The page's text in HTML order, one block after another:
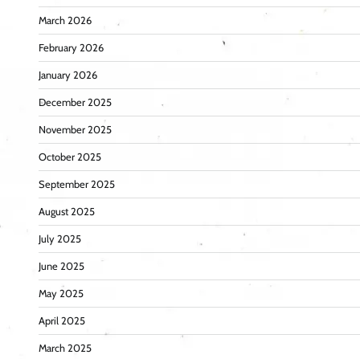
March 2026
February 2026
January 2026
December 2025
November 2025
October 2025
September 2025
August 2025
July 2025
June 2025
May 2025
April 2025
March 2025